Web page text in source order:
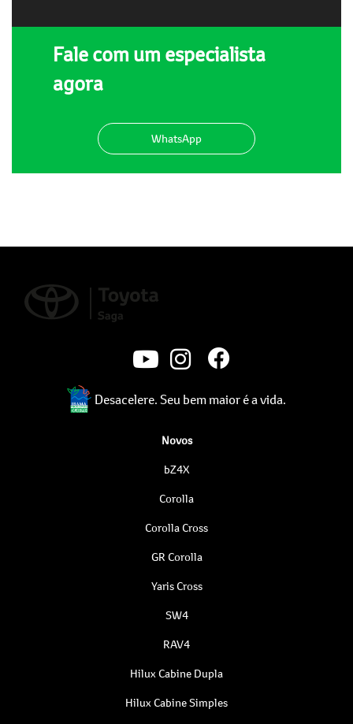
Fale com um especialista
agora
WhatsApp
Desacelere. Seu bem maior é a vida.
Novos
bZ4X
Corolla
Corolla Cross
GR Corolla
Yaris Cross
SW4
RAV4
Hilux Cabine Dupla
Hilux Cabine Simples